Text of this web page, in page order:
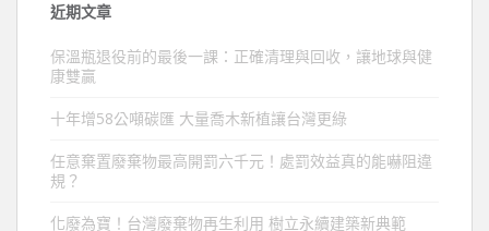
近期文章
保溫瓶退役前的最後一課：正確清理與回收，讓地球與健
康雙贏
十年增58公噸碳匯 大量喬木新植讓台灣更綠
任意棄置廢棄物最高開罰六千元！處罰效益真的能嚇阻違
規？
化廢為寶！台灣廢棄物再生利用 樹立永續建築新典範